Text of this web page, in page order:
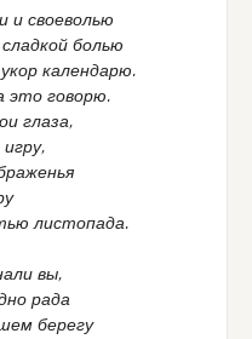
и своеволью
болью
календарю.
это говорю.
глаза,
листопада.
вы,
рада
берегу